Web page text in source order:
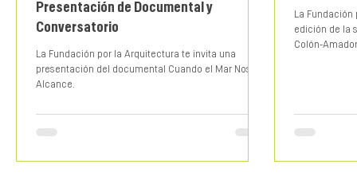
Presentación de Documental y
Conversatorio
La Fundación por la Arquitectura te invita una
presentación del documental Cuando el Mar Nos
Alcance.
La
edición de la
Colón-